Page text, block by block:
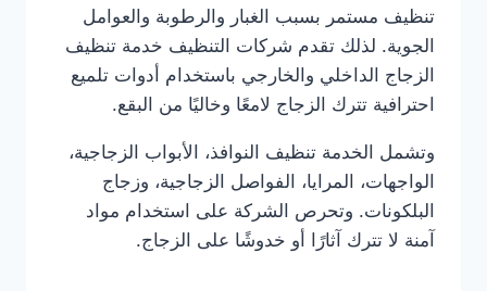
تنظيف مستمر بسبب الغبار والرطوبة والعوامل
الجوية. لذلك تقدم شركات التنظيف خدمة تنظيف
الزجاج الداخلي والخارجي باستخدام أدوات تلميع
احترافية تترك الزجاج لامعًا وخاليًا من البقع.
وتشمل الخدمة تنظيف النوافذ، الأبواب الزجاجية،
الواجهات، المرايا، الفواصل الزجاجية، وزجاج
البلكونات. وتحرص الشركة على استخدام مواد
آمنة لا تترك آثارًا أو خدوشًا على الزجاج.